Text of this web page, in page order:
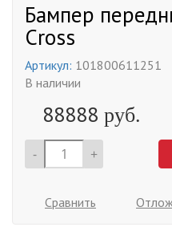
Бампер
Cross
Артикул: 101800611251
В наличии
88888 руб.
- +
Сравнить